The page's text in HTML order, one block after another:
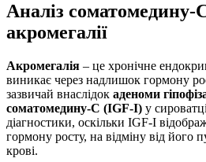
Аналіз
акромегалії
Акромегалія – це хронічне
виникає через надлишок гормону
зазвичай внаслідок аденоми
соматомедину-С (IGF-I) у
діагностики, оскільки IGF-I
гормону росту, на відміну від його
крові.